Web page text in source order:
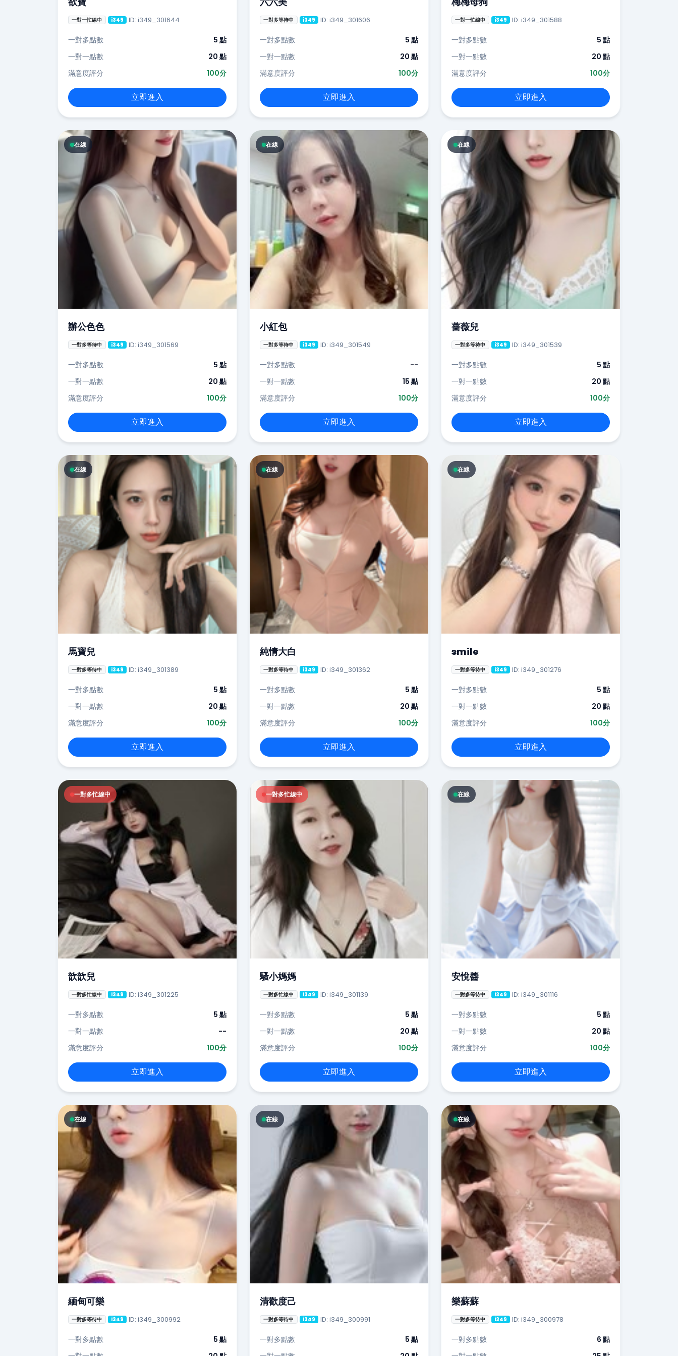
一對一忙線中 i349 ID: i349_301644
一對多點數
5 點
一對一點數
20 點
滿意度評分
100分
立即進入
一對多等待中 i349 ID: i349_301606
一對多點數
5 點
一對一點數
20 點
滿意度評分
100分
立即進入
一對一忙線中 i349 ID: i349_301588
一對多點數
5 點
一對一點數
20 點
滿意度評分
100分
立即進入
在線
辦公色色
一對多等待中 i349 ID: i349_301569
一對多點數
5 點
一對一點數
20 點
滿意度評分
100分
立即進入
在線
小紅包
一對多等待中 i349 ID: i349_301549
一對多點數
--
一對一點數
15 點
滿意度評分
100分
立即進入
在線
薔薇兒
一對多等待中 i349 ID: i349_301539
一對多點數
5 點
一對一點數
20 點
滿意度評分
100分
立即進入
在線
馬寶兒
一對多等待中 i349 ID: i349_301389
一對多點數
5 點
一對一點數
20 點
滿意度評分
100分
立即進入
在線
純情大白
一對多等待中 i349 ID: i349_301362
一對多點數
5 點
一對一點數
20 點
滿意度評分
100分
立即進入
在線
smile
一對多等待中 i349 ID: i349_301276
一對多點數
5 點
一對一點數
20 點
滿意度評分
100分
立即進入
一對多忙線中
歆歆兒
一對多忙線中 i349 ID: i349_301225
一對多點數
5 點
一對一點數
--
滿意度評分
100分
立即進入
一對多忙線中
騷小媽媽
一對多忙線中 i349 ID: i349_301139
一對多點數
5 點
一對一點數
20 點
滿意度評分
100分
立即進入
在線
安悅醬
一對多等待中 i349 ID: i349_301116
一對多點數
5 點
一對一點數
20 點
滿意度評分
100分
立即進入
在線
緬甸可樂
一對多等待中 i349 ID: i349_300992
一對多點數
5 點
在線
清歡度己
一對多等待中 i349 ID: i349_300991
一對多點數
5 點
在線
樂蘇蘇
一對多等待中 i349 ID: i349_300978
一對多點數
6 點